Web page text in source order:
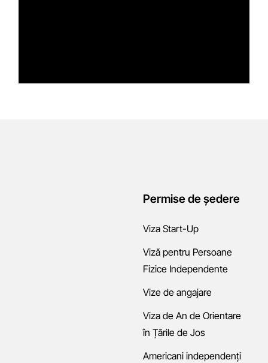
Permise de ședere
Viza Start-Up
Viză pentru Persoane
Fizice Independente
Vize de angajare
Viza de An de Orientare
în Țările de Jos
Americani independenți